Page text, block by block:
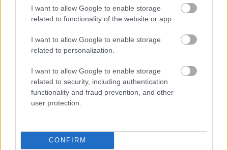
I want to allow Google to enable storage
related to functionality of the website or app.
I want to allow Google to enable storage
related to personalization.
I want to allow Google to enable storage
related to security, including authentication
functionality and fraud prevention, and other
user protection.
CONFIRM
szokásokhoz tapadó közhelyek társulnak -a hétfő
este spiccesen még betámolygó locsokodóktól ...